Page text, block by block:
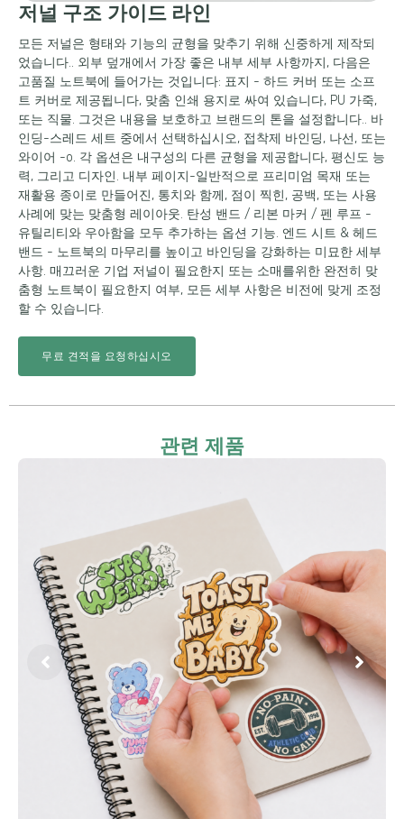
저널 구조 가이드 라인
모든 저널은 형태와 기능의 균형을 맞추기 위해 신중하게 제작되
었습니다.. 외부 덮개에서 가장 좋은 내부 세부 사항까지, 다음은
고품질 노트북에 들어가는 것입니다: 표지 - 하드 커버 또는 소프
트 커버로 제공됩니다, 맞춤 인쇄 용지로 싸여 있습니다, PU 가죽,
또는 직물. 그것은 내용을 보호하고 브랜드의 톤을 설정합니다.. 바
인딩-스레드 세트 중에서 선택하십시오, 접착제 바인딩, 나선, 또는
와이어 -o. 각 옵션은 내구성의 다른 균형을 제공합니다, 평신도 능
력, 그리고 디자인. 내부 페이지-일반적으로 프리미엄 목재 또는
재활용 종이로 만들어진, 통치와 함께, 점이 찍힌, 공백, 또는 사용
사례에 맞는 맞춤형 레이아웃. 탄성 밴드 / 리본 마커 / 펜 루프 -
유틸리티와 우아함을 모두 추가하는 옵션 기능. 엔드 시트 & 헤드
밴드 - 노트북의 마무리를 높이고 바인딩을 강화하는 미묘한 세부
사항. 매끄러운 기업 저널이 필요한지 또는 소매를위한 완전히 맞
춤형 노트북이 필요한지 여부, 모든 세부 사항은 비전에 맞게 조정
할 수 있습니다.
무료 견적을 요청하십시오
관련 제품